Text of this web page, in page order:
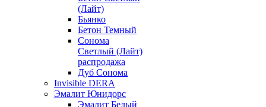
(Лайт)
Бьянко
Бетон Темный
Сонома
Светлый (Лайт)
распродажа
Дуб Сонома
Invisible DERA
Эмалит Юнидорс
Эмалит Белый